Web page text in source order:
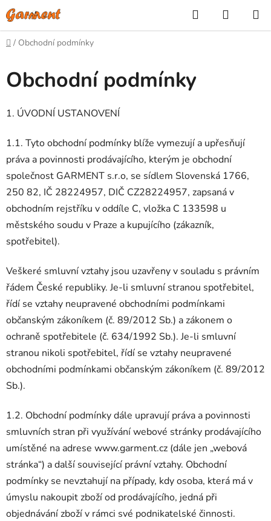
Přejít
na
obsah
Hledat
KOŠÍK
Domů
/ Obchodní podmínky
Obchodní podmínky
1. ÚVODNÍ USTANOVENÍ
1.1. Tyto obchodní podmínky blíže vymezují a upřesňují
práva a povinnosti prodávajícího, kterým je obchodní
společnost GARMENT s.r.o, se sídlem Slovenská 1766,
250 82, IČ 28224957, DIČ CZ28224957, zapsaná v
obchodním rejstříku v oddíle C, vložka C 133598 u
městského soudu v Praze a kupujícího (zákazník,
spotřebitel).
Veškeré smluvní vztahy jsou uzavřeny v souladu s právním
řádem České republiky. Je-li smluvní stranou spotřebitel,
řídí se vztahy neupravené obchodními podmínkami
občanským zákoníkem (č. 89/2012 Sb.) a zákonem o
ochraně spotřebitele (č. 634/1992 Sb.). Je-li smluvní
stranou nikoli spotřebitel, řídí se vztahy neupravené
obchodními podmínkami občanským zákoníkem (č. 89/2012
Sb.).
1.2. Obchodní podmínky dále upravují práva a povinnosti
smluvních stran při využívání webové stránky prodávajícího
umístěné na adrese www.garment.cz (dále jen „webová
stránka“) a další související právní vztahy. Obchodní
podmínky se nevztahují na případy, kdy osoba, která má v
úmyslu nakoupit zboží od prodávajícího, jedná při
objednávání zboží v rámci své podnikatelské činnosti.